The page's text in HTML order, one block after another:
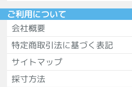
ご利用について
会社概要
特定商取引法に基づく表記
サイトマップ
採寸方法